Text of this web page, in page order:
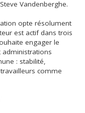
Vandenberghe.
opte résolument
est actif dans trois
engager le
administrations
: stabilité,
comme